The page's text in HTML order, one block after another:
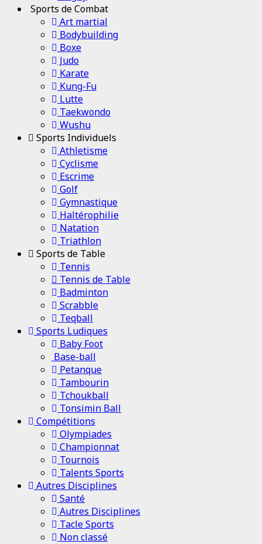
Sports de Combat
Art martial
Bodybuilding
Boxe
Judo
Karate
Kung-Fu
Lutte
Taekwondo
Wushu
Sports Individuels
Athletisme
Cyclisme
Escrime
Golf
Gymnastique
Haltérophilie
Natation
Triathlon
Sports de Table
Tennis
Tennis de Table
Badminton
Scrabble
Teqball
Sports Ludiques
Baby Foot
Base-ball
Petanque
Tambourin
Tchoukball
Tonsimin Ball
Compétitions
Olympiades
Championnat
Tournois
Talents Sports
Autres Disciplines
Santé
Autres Disciplines
Tacle Sports
Non classé